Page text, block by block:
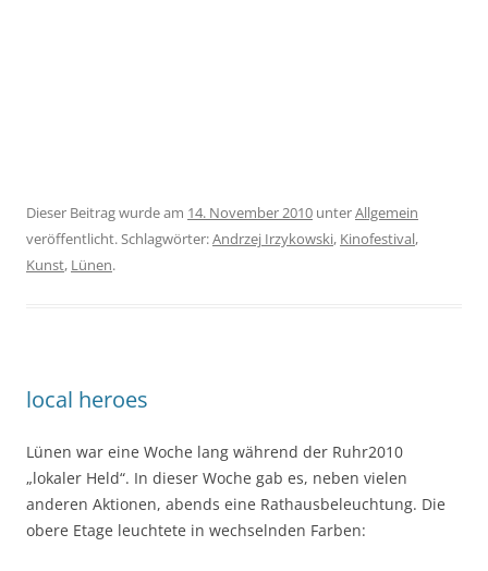
Dieser Beitrag wurde am 14. November 2010 unterAllgemein
veröffentlicht. Schlagwörter:Andrzej Irzykowski, Kinofestival,
Kunst, Lünen.
local heroes
Lünen war eine Woche lang während der Ruhr2010
„lokaler Held“. In dieser Woche gab es, neben vielen
anderen Aktionen, abends eine Rathausbeleuchtung. Die
obere Etage leuchtete in wechselnden Farben: